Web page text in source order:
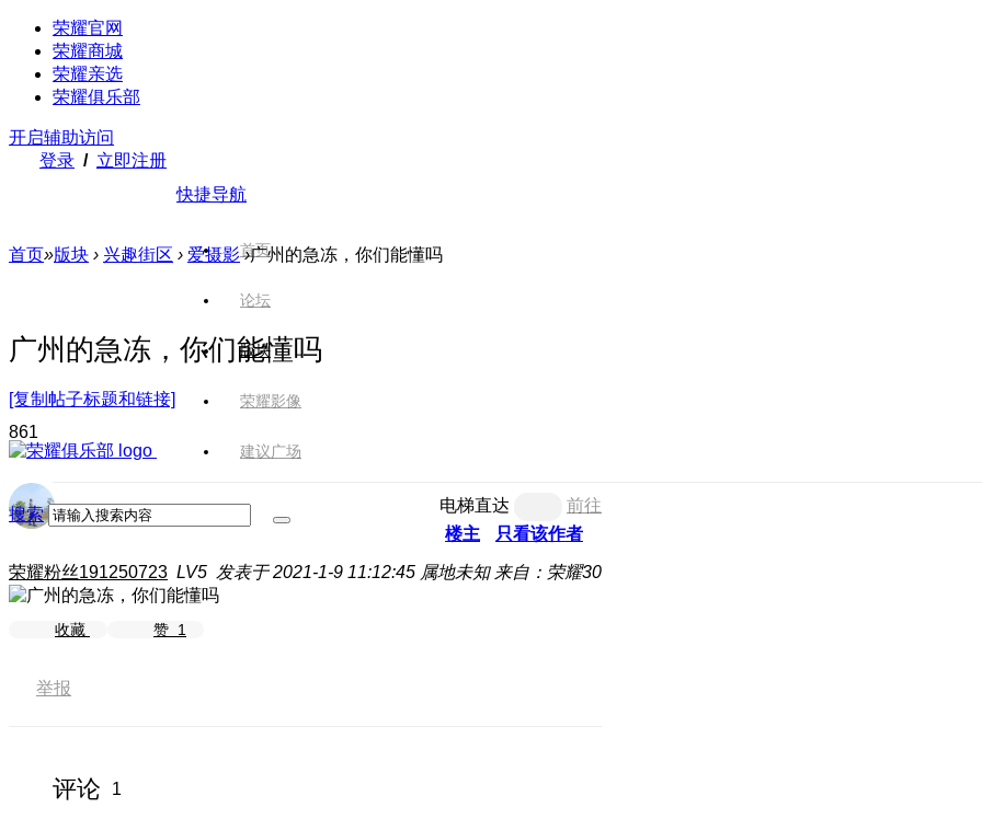
荣耀官网
荣耀商城
荣耀亲选
荣耀俱乐部
开启辅助访问
登录 / 立即注册
快捷导航
首页
论坛
版块
荣耀影像
建议广场
搜索
首页»版块 › 兴趣街区 › 爱摄影 ›广州的急冻，你们能懂吗
广州的急冻，你们能懂吗
[复制帖子标题和链接]
861
电梯直达
前往
楼主
只看该作者
荣耀粉丝191250723 LV5 发表于 2021-1-9 11:12:45 属地未知 来自：荣耀30
收藏 赞 1
举报
评论 1